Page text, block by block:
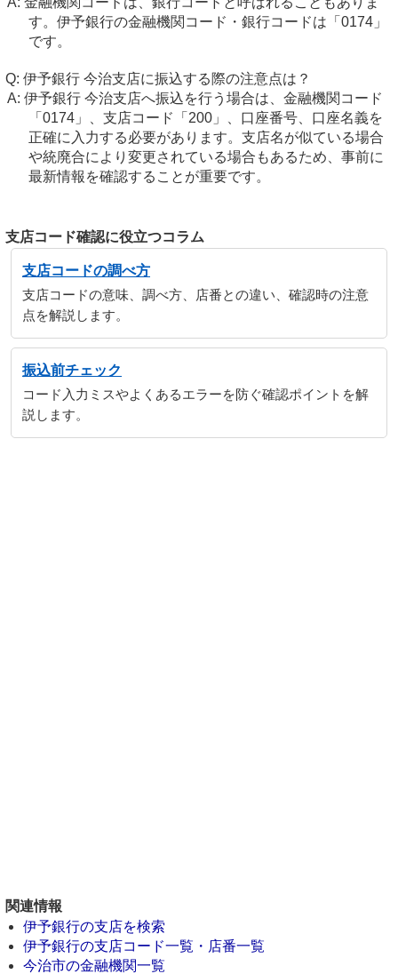
す。伊予銀行の金融機関コード・銀行コードは「0174」
です。
伊予銀行 今治支店に振込する際の注意点は？
伊予銀行 今治支店へ振込を行う場合は、金融機関コード
「0174」、支店コード「200」、口座番号、口座名義を
正確に入力する必要があります。支店名が似ている場合
や統廃合により変更されている場合もあるため、事前に
最新情報を確認することが重要です。
支店コード確認に役立つコラム
支店コードの調べ方
支店コードの意味、調べ方、店番との違い、確認時の注意
点を解説します。
振込前チェック
コード入力ミスやよくあるエラーを防ぐ確認ポイントを解
説します。
関連情報
伊予銀行の支店を検索
伊予銀行の支店コード一覧・店番一覧
今治市の金融機関一覧